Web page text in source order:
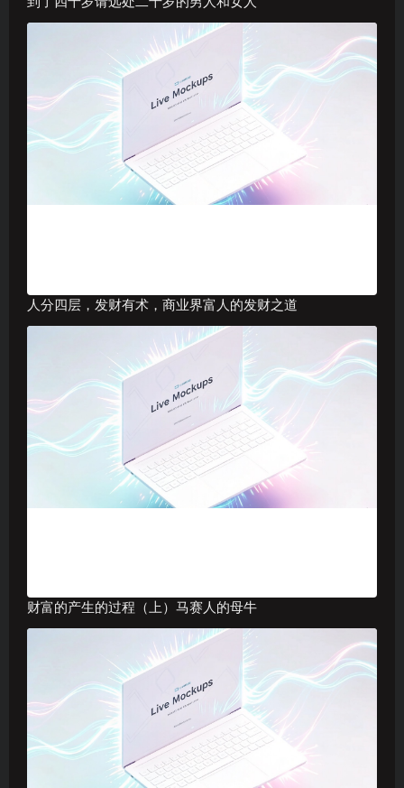
人分四层，发财有术，商业界富人的发财之道
财富的产生的过程（上）马赛人的母牛